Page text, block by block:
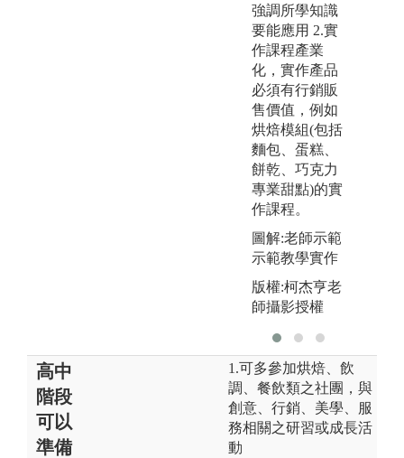
強調所學知識
要能應用 2.實
作課程產業
化，實作產品
必須有行銷販
售價值，例如
烘焙模組(包括
麵包、蛋糕、
餅乾、巧克力
專業甜點)的實
作課程。
圖解:老師示範
示範教學實作
版權:柯杰亨老
師攝影授權
高中
階段
可以
準備
1.可多參加烘焙、飲
調、餐飲類之社團，與
創意、行銷、美學、服
務相關之研習或成長活
動